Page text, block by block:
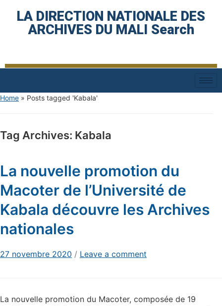
LA DIRECTION NATIONALE DES
ARCHIVES DU MALI Search
Home » Posts tagged 'Kabala'
Tag Archives: Kabala
La nouvelle promotion du
Macoter de l’Université de
Kabala découvre les Archives
nationales
27 novembre 2020 / Leave a comment
La nouvelle promotion du Macoter, composée de 19